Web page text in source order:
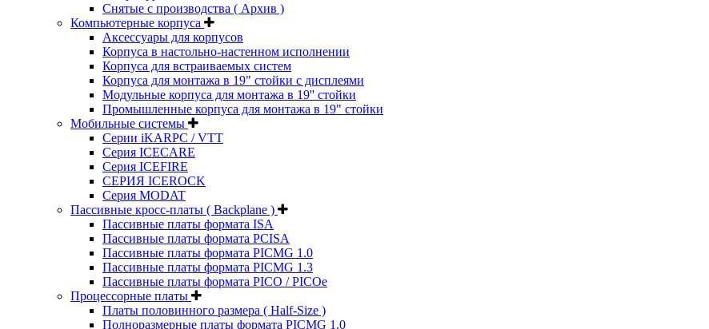
Снятые с производства ( Архив )
Компьютерные корпуса
Аксессуары для корпусов
Корпуса в настольно-настенном исполнении
Корпуса для встраиваемых систем
Корпуса для монтажа в 19" стойки с дисплеями
Модульные корпуса для монтажа в 19'' стойки
Промышленные корпуса для монтажа в 19" стойки
Мобильные системы
Серии iKARPC / VTT
Серия ICECARE
Серия ICEFIRE
СЕРИЯ ICEROCK
Серия MODAT
Пассивные кросс-платы ( Backplane )
Пассивные платы формата ISA
Пассивные платы формата PCISA
Пассивные платы формата PICMG 1.0
Пассивные платы формата PICMG 1.3
Пассивные платы формата PICO / PICOe
Процессорные платы
Платы половинного размера ( Half-Size )
Полноразмерные платы формата PICMG 1.0